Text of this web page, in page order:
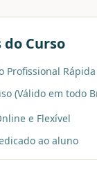
Curso
Profissional Rápida
(Válido em todo
e Flexível
ao aluno